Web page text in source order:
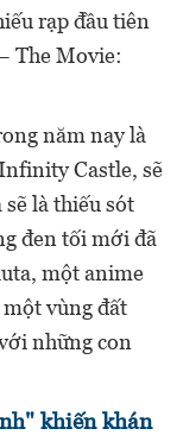
rạp đầu tiên
The Movie:
năm nay là
Castle, sẽ
là thiếu sót
đen tối mới đã
một anime
vùng đất
những con
khiến khán